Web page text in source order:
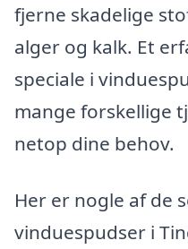
fjerne skadelige
alger og kalk. Et
speciale i
mange forskellige
netop dine behov.
Her er nogle af de
vinduespudser i